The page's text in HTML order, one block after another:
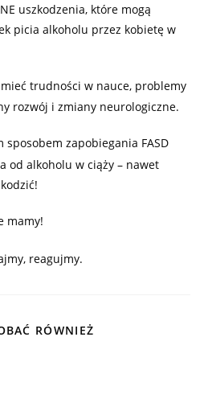
uszkodzenia, które mogą
picia alkoholu przez kobietę w
mieć trudności w nauce, problemy
rozwój i zmiany neurologiczne.
sposobem zapobiegania FASD
od alkoholu w ciąży – nawet
mamy!
reagujmy.
RÓWNIEŻ